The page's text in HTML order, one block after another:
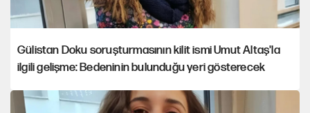
Gülistan Doku soruşturmasının kilit ismi Umut Altaş'la
ilgili gelişme: Bedeninin bulunduğu yeri gösterecek